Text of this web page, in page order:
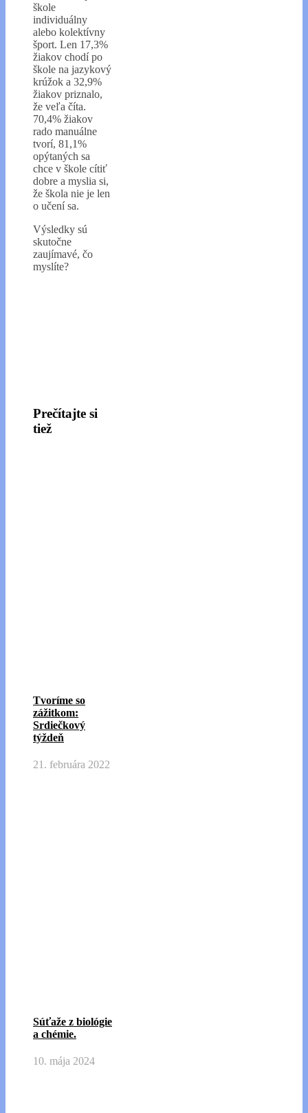
škole
individuálny
alebo kolektívny
šport. Len 17,3%
žiakov chodí po
škole na jazykový
krúžok a 32,9%
žiakov priznalo,
že veľa číta.
70,4% žiakov
rado manuálne
tvorí, 81,1%
opýtaných sa
chce v škole cítiť
dobre a myslia si,
že škola nie je len
o učení sa.
Výsledky sú
skutočne
zaujímavé, čo
myslíte?
Prečítajte si
tiež
Tvoríme so
zážitkom:
Srdiečkový
týždeň
21. februára 2022
Súťaže z biológie
a chémie.
10. mája 2024